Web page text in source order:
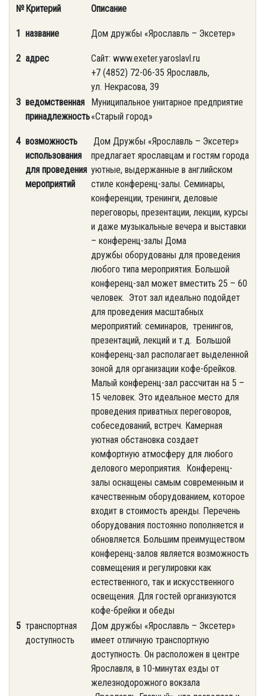
№ Критерий Описание
1 название Дом дружбы «Ярославль – Эксетер»
2 адрес
Сайт: www.exeter.yaroslavl.ru
+7 (4852) 72-06-35 Ярославль,
ул. Некрасова, 39
3 ведомственная
принадлежность
Муниципальное унитарное предприятие
«Старый город»
4 возможность
использования
для проведения
мероприятий
Дом Дружбы «Ярославль – Эксетер»
предлагает ярославцам и гостям города
уютные, выдержанные в английском
стиле конференц-залы. Семинары,
конференции, тренинги, деловые
переговоры, презентации, лекции, курсы
и даже музыкальные вечера и выставки
– конференц-залы Дома
дружбы оборудованы для проведения
любого типа мероприятия. Большой
конференц-зал может вместить 25 – 60
человек. Этот зал идеально подойдет
для проведения масштабных
мероприятий: семинаров, тренингов,
презентаций, лекций и т.д. Большой
конференц-зал располагает выделенной
зоной для организации кофе-брейков.
Малый конференц-зал рассчитан на 5 –
15 человек. Это идеальное место для
проведения приватных переговоров,
собеседований, встреч. Камерная
уютная обстановка создает
комфортную атмосферу для любого
делового мероприятия. Конференц-
залы оснащены самым современным и
качественным оборудованием, которое
входит в стоимость аренды. Перечень
оборудования постоянно пополняется и
обновляется. Большим преимуществом
конференц-залов является возможность
совмещения и регулировки как
естественного, так и искусственного
освещения. Для гостей организуются
кофе-брейки и обеды
5 транспортная
доступность
Дом дружбы «Ярославль – Эксетер»
имеет отличную транспортную
доступность. Он расположен в центре
Ярославля, в 10-минутах езды от
железнодорожного вокзала